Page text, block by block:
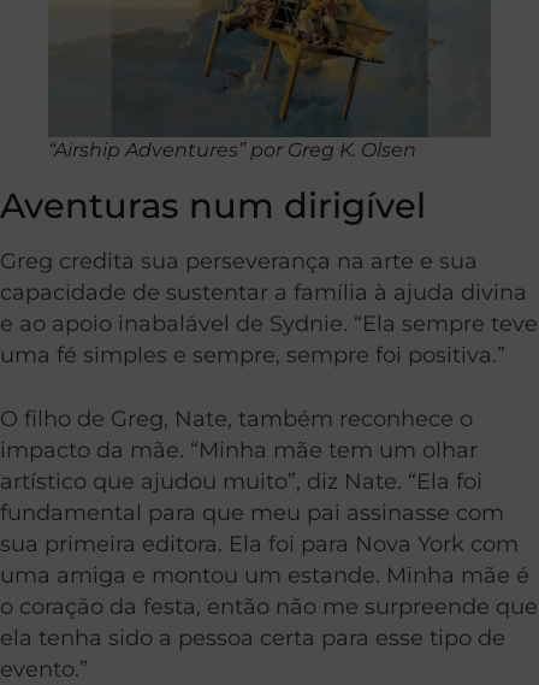
“Airship Adventures” por Greg K. Olsen
Aventuras num dirigível
Greg credita sua perseverança na arte e sua
capacidade de sustentar a família à ajuda divina
e ao apoio inabalável de Sydnie. “Ela sempre teve
uma fé simples e sempre, sempre foi positiva.”
O filho de Greg, Nate, também reconhece o
impacto da mãe. “Minha mãe tem um olhar
artístico que ajudou muito”, diz Nate. “Ela foi
fundamental para que meu pai assinasse com
sua primeira editora. Ela foi para Nova York com
uma amiga e montou um estande. Minha mãe é
o coração da festa, então não me surpreende que
ela tenha sido a pessoa certa para esse tipo de
evento.”